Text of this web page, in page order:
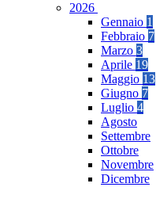
2026
Gennaio 1
Febbraio 7
Marzo 3
Aprile 19
Maggio 13
Giugno 7
Luglio 4
Agosto
Settembre
Ottobre
Novembre
Dicembre